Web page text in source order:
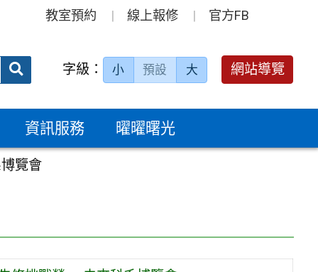
教室預約 線上報修 官方FB
送出 字級： 小 預設 大 網站導覽
資訊服務 曜曜曙光
覽會